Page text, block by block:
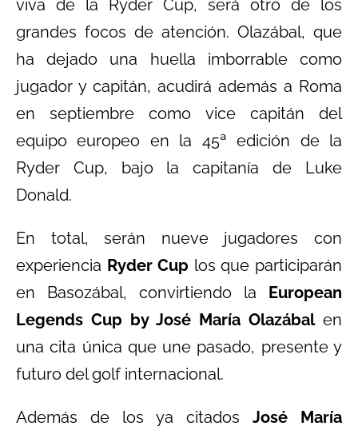
viva de la Ryder Cup, será otro de los
grandes focos de atención. Olazábal, que
ha dejado una huella imborrable como
jugador y capitán, acudirá además a Roma
en septiembre como vice capitán del
equipo europeo en la 45ª edición de la
Ryder Cup, bajo la capitanía de Luke
Donald.
En total, serán nueve jugadores con
experiencia Ryder Cup los que participarán
en Basozábal, convirtiendo la European
Legends Cup by José María Olazábalen
una cita única que une pasado, presente y
futuro del golf internacional.
Además de los ya citados José María